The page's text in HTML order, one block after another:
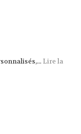
Lire la